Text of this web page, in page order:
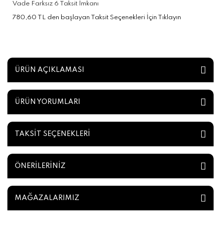
Vade Farksız 6 Taksit İmkanı
780,60 TL den başlayan Taksit Seçenekleri İçin Tıklayın
ÜRÜN AÇIKLAMASI
ÜRÜN YORUMLARI
TAKSİT SEÇENEKLERİ
ÖNERİLERİNİZ
MAĞAZALARIMIZ